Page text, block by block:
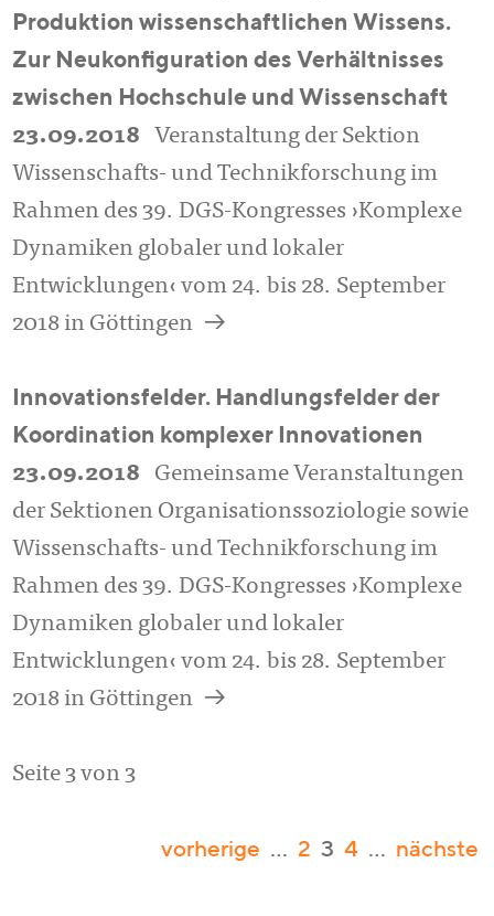
Produktion wissenschaftlichen Wissens.
Zur Neukonfiguration des Verhältnisses
zwischen Hochschule und Wissenschaft
23.09.2018
Veranstaltung der Sektion
Wissenschafts- und Technikforschung im
Rahmen des 39. DGS-Kongresses ›Komplexe
Dynamiken globaler und lokaler
Entwicklungen‹ vom 24. bis 28. September
2018 in Göttingen a
Innovationsfelder. Handlungsfelder der
Koordination komplexer Innovationen
23.09.2018
Gemeinsame Veranstaltungen
der Sektionen Organisationssoziologie sowie
Wissenschafts- und Technikforschung im
Rahmen des 39. DGS-Kongresses ›Komplexe
Dynamiken globaler und lokaler
Entwicklungen‹ vom 24. bis 28. September
2018 in Göttingen a
Seite 3 von 3
vorherige … 2 3 4 … nächste